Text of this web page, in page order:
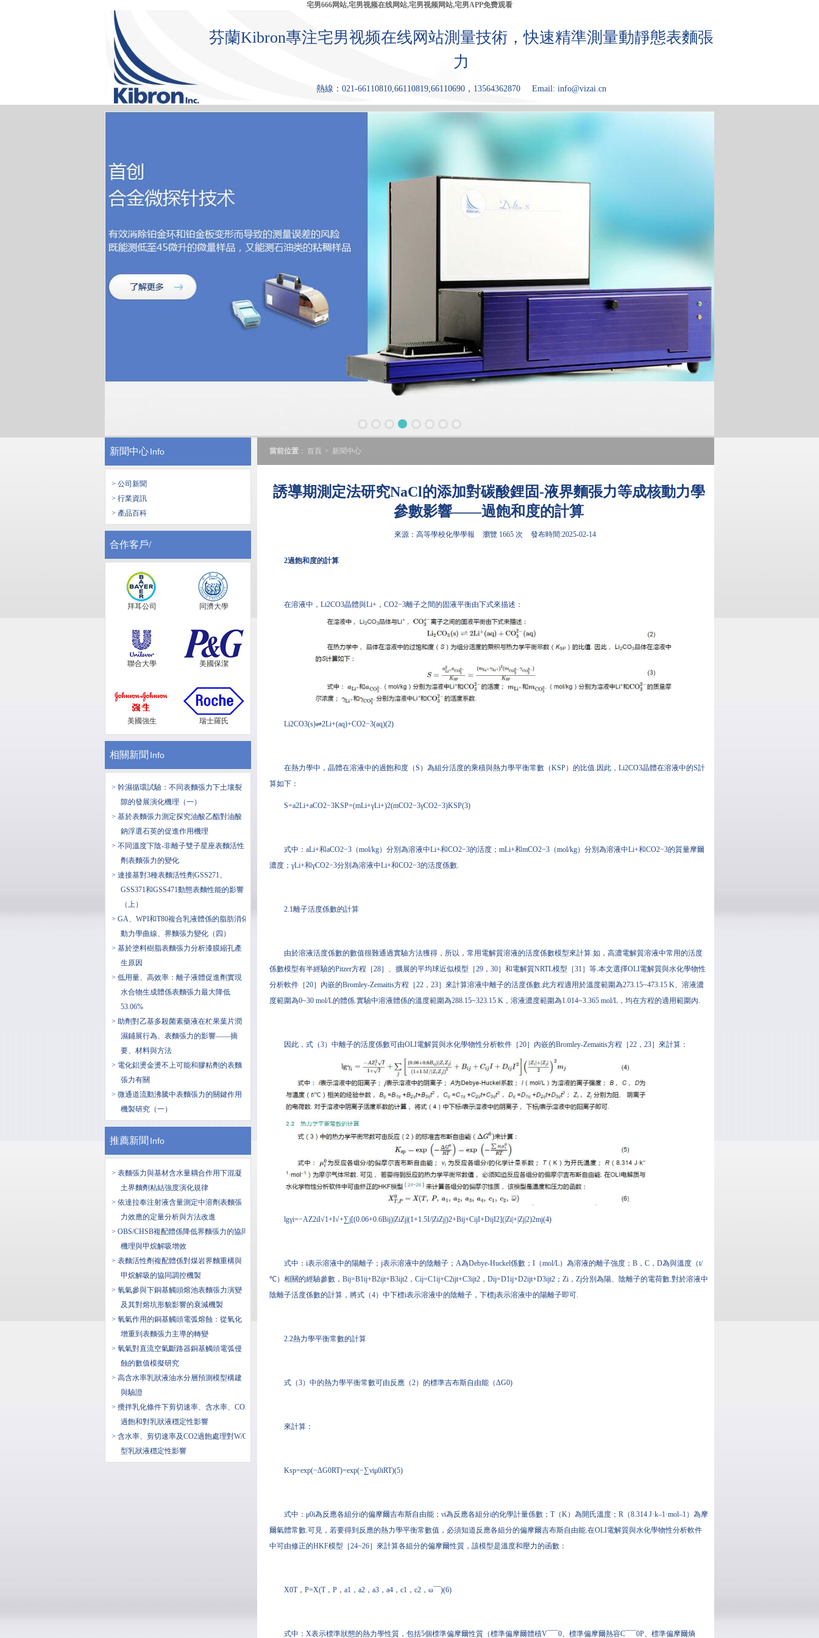
宅男666网站,宅男视频在线网站,宅男视频网站,宅男APP免费观看
芬蘭Kibron專注宅男视频在线网站測量技術，快速精準測量動靜態表麵張
力
熱線：021-66110810,66110819,66110690，13564362870 Email: info@vizai.cn
首 頁 產品中心 張力儀 宅男视频网 宅男APP免费 原理和優點 應用領域 關於Kibron 论文大厅 技术问答
新聞中心Info
> 公司新聞
> 行業資訊
> 產品百科
合作客戶/
拜耳公司 同濟大學
聯合大學 美國保潔
美國強生 瑞士羅氏
相關新聞 Info
> 幹濕循環試驗：不同表麵張力下土壤裂
隙的發展演化機理（一）
> 基於表麵張力測定探究油酸乙酯對油酸
鈉浮選石英的促進作用機理
> 不同溫度下陰-非離子雙子星座表麵活性
劑表麵張力的變化
> 連接基對3種表麵活性劑GSS271、
GSS371和GSS471動態表麵性能的影響
（上）
> GA、WPI和T80複合乳液體係的脂肪消化
動力學曲線、界麵張力變化（四）
> 基於塗料樹脂表麵張力分析漆膜縮孔產
生原因
> 低用量、高效率：離子液體促進劑實現
水合物生成體係表麵張力最大降低
53.06%
> 助劑對乙基多殺菌素藥液在杧果葉片潤
濕鋪展行為、表麵張力的影響——摘
要、材料與方法
> 電化鋁燙金燙不上可能和膠粘劑的表麵
張力有關
> 微通道流動沸騰中表麵張力的關鍵作用
機製研究（一）
推薦新聞 Info
> 表麵張力與基材含水量耦合作用下混凝
土界麵劑粘結強度演化規律
> 依達拉奉注射液含量測定中溶劑表麵張
力效應的定量分析與方法改進
> OBS/CHSB複配體係降低界麵張力的協同
機理與甲烷解吸增效
> 表麵活性劑複配體係對煤岩界麵重構與
甲烷解吸的協同調控機製
> 氧氣參與下銅基觸頭熔池表麵張力演變
及其對熔坑形貌影響的衰減機製
> 氧氣作用的銅基觸頭電弧熔蝕：從氧化
增重到表麵張力主導的轉變
> 氧氣對直流空氣斷路器銅基觸頭電弧侵
蝕的數值模擬研究
> 高含水率乳狀液油水分層預測模型構建
與驗證
> 攪拌乳化條件下剪切速率、含水率、CO2
過飽和對乳狀液穩定性影響
> 含水率、剪切速率及CO2過飽處理對W/O
型乳狀液穩定性影響
當前位置 ： 首頁 > 新聞中心
誘導期測定法研究NaCl的添加對碳酸鋰固-液界麵張力等成核動力學
參數影響——過飽和度的計算
來源：高等學校化學學報 瀏覽 1665 次 發布時間:2025-02-14
2過飽和度的計算
在溶液中，Li2CO3晶體與Li+，CO2−3離子之間的固液平衡由下式來描述：
Li2CO3(s)⇌2Li+(aq)+CO2−3(aq)(2)
在熱力學中，晶體在溶液中的過飽和度（S）為組分活度的乘積與熱力學平衡常數（KSP）的比值.因此，Li2CO3晶體在溶液中的S計
算如下：
S=a2Li+aCO2−3KSP=(mLi+γLi+)2(mCO2−3γCO2−3)KSP(3)
式中：aLi+和aCO2−3（mol/kg）分別為溶液中Li+和CO2−3的活度；mLi+和mCO2−3（mol/kg）分別為溶液中Li+和CO2−3的質量摩爾
濃度；γLi+和γCO2−3分別為溶液中Li+和CO2−3的活度係數.
2.1離子活度係數的計算
由於溶液活度係數的數值很難通過實驗方法獲得，所以，常用電解質溶液的活度係數模型來計算.如，高濃電解質溶液中常用的活度
係數模型有半經驗的Pitzer方程［28］、擴展的平均球近似模型［29，30］和電解質NRTL模型［31］等.本文選擇OLI電解質與水化學物性
分析軟件［20］內嵌的Bromley-Zemaitis方程［22，23］來計算溶液中離子的活度係數.此方程適用於溫度範圍為273.15~473.15 K、溶液濃
度範圍為0~30 mol/L的體係.實驗中溶液體係的溫度範圍為288.15~323.15 K，溶液濃度範圍為1.014~3.365 mol/L，均在方程的適用範圍內.
因此，式（3）中離子的活度係數可由OLI電解質與水化學物性分析軟件［20］內嵌的Bromley-Zemaitis方程［22，23］來計算：
lgγi=−AZ2iI√1+I√+∑j[(0.06+0.6Bij)|ZiZj|(1+1.5I/|ZiZj|)2+Bij+CijI+DijI2](|Zi|+|Zj|2)2mj(4)
式中：i表示溶液中的陽離子；j表示溶液中的陰離子；A為Debye-Huckel係數；I（mol/L）為溶液的離子強度；B，C，D為與溫度（t/
℃）相關的經驗參數，Bij=B1ij+B2ijt+B3ijt2，Cij=C1ij+C2ijt+C3ijt2，Dij=D1ij+D2ijt+D3ijt2；Zi，Zj分別為陽、陰離子的電荷數.對於溶液中
陰離子活度係數的計算，將式（4）中下標i表示溶液中的陰離子，下標j表示溶液中的陽離子即可.
2.2熱力學平衡常數的計算
式（3）中的熱力學平衡常數可由反應（2）的標準吉布斯自由能（ΔG0)
來計算：
Ksp=exp(−ΔG0RT)=exp(−∑νiμ0iRT)(5)
式中：μ0i為反應各組分i的偏摩爾吉布斯自由能；νi為反應各組分i的化學計量係數；T（K）為開氏溫度；R（8.314 J·k‒1·mol‒1）為摩
爾氣體常數.可見，若要得到反應的熱力學平衡常數值，必須知道反應各組分的偏摩爾吉布斯自由能.在OLI電解質與水化學物性分析軟件
中可由修正的HKF模型［24~26］來計算各組分的偏摩爾性質，該模型是溫度和壓力的函數：
X0T，P=X(T，P，a1，a2，a3，a4，c1，c2，ω¯¯)(6)
式中：X表示標準狀態的熱力學性質，包括5個標準偏摩爾性質（標準偏摩爾體積V¯¯¯0、標準偏摩爾熱容C¯¯¯0P、標準偏摩爾熵